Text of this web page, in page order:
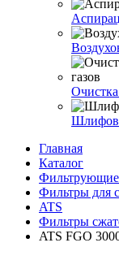
Очистка
Главная
Каталог
Фильтры для
ATS
Фильтры
ATS FGO